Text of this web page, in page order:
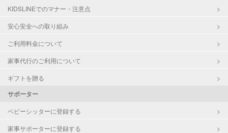
KIDSLINEでのマナー・注意点
安心安全への取り組み
ご利用料金について
家事代行のご利用について
ギフトを贈る
サポーター
ベビーシッターに登録する
家事サポーターに登録する